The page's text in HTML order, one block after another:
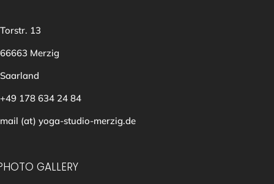
Torstr. 13
66663 Merzig
Saarland
+49 178 634 24 84
mail (at) yoga-studio-merzig.de
GALLERY